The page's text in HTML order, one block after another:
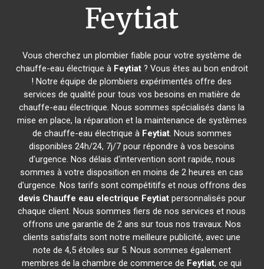
Feytiat
Vous cherchez un plombier fiable pour votre système de
chauffe-eau électrique à Feytiat? Vous êtes au bon endroit
! Notre équipe de plombiers expérimentés offre des
services de qualité pour tous vos besoins en matière de
chauffe-eau électrique. Nous sommes spécialisés dans la
mise en place, la réparation et la maintenance de systèmes
de chauffe-eau électrique à Feytiat. Nous sommes
disponibles 24h/24, 7j/7 pour répondre à vos besoins
d'urgence. Nos délais d'intervention sont rapide, nous
sommes à votre disposition en moins de 2 heures en cas
d'urgence. Nos tarifs sont compétitifs et nous offrons des
devis Chauffe eau electrique Feytiatpersonnalisés pour
chaque client. Nous sommes fiers de nos services et nous
offrons une garantie de 2 ans sur tous nos travaux. Nos
clients satisfaits sont notre meilleure publicité, avec une
note de 4,5 étoiles sur 5. Nous sommes également
membres de la chambre de commerce de Feytiat, ce qui